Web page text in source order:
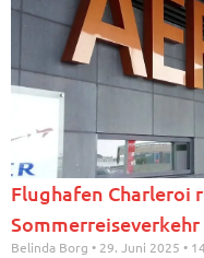
Flughafen Charleroi
Sommerreiseverkehr
Belinda Borg 29. Juni 2025